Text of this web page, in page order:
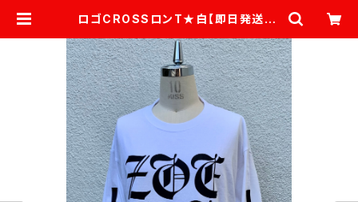
ロゴCROSSロンT★白【即日発送】 |